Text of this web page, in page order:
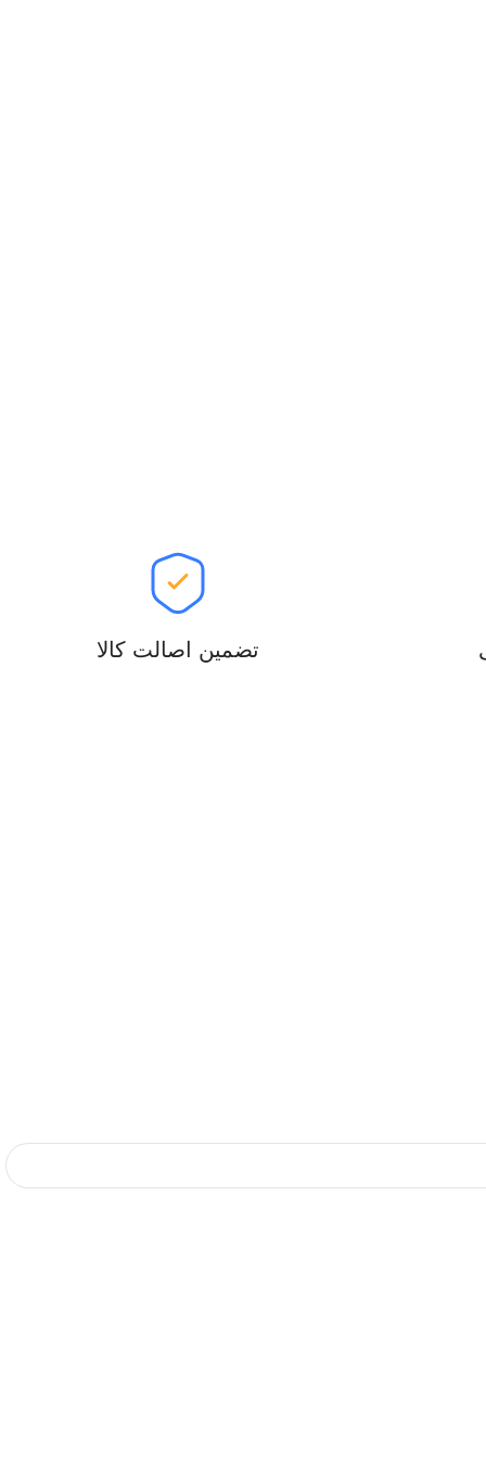
تضمین اصالت کالا